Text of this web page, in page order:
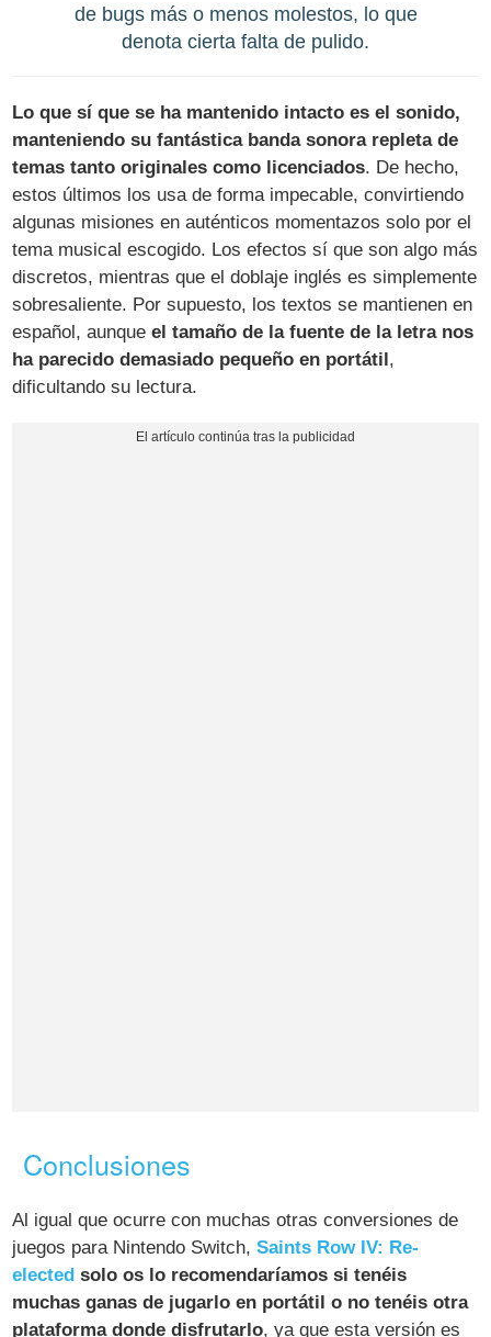
de bugs más o menos molestos, lo que
denota cierta falta de pulido.
Lo que sí que se ha mantenido intacto es el sonido,
manteniendo su fantástica banda sonora repleta de
temas tanto originales como licenciados. De hecho,
estos últimos los usa de forma impecable, convirtiendo
algunas misiones en auténticos momentazos solo por el
tema musical escogido. Los efectos sí que son algo más
discretos, mientras que el doblaje inglés es simplemente
sobresaliente. Por supuesto, los textos se mantienen en
español, aunqueel tamaño de la fuente de la letra nos
ha parecido demasiado pequeño en portátil,
dificultando su lectura.
Conclusiones
Al igual que ocurre con muchas otras conversiones de
juegos para Nintendo Switch,Saints Row IV: Re-
elected solo os lo recomendaríamos si tenéis
muchas ganas de jugarlo en portátil o no tenéis otra
plataforma donde disfrutarlo, ya que esta versión es